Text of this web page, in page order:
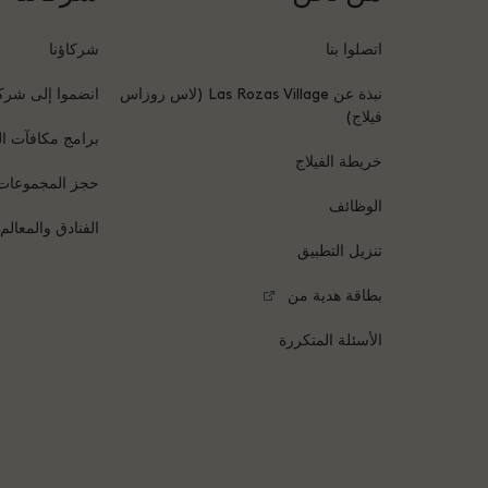
اتصلوا بنا
نبذة عن Las Rozas Village (لاس روزاس
فيلاج)
خريطة الفيلاج
الوظائف
تنزيل التطبيق
بطاقة هدية من
الأسئلة المتكررة
شركاؤنا
انضموا إلى
برامج مكافآت
حجز
الفنادق